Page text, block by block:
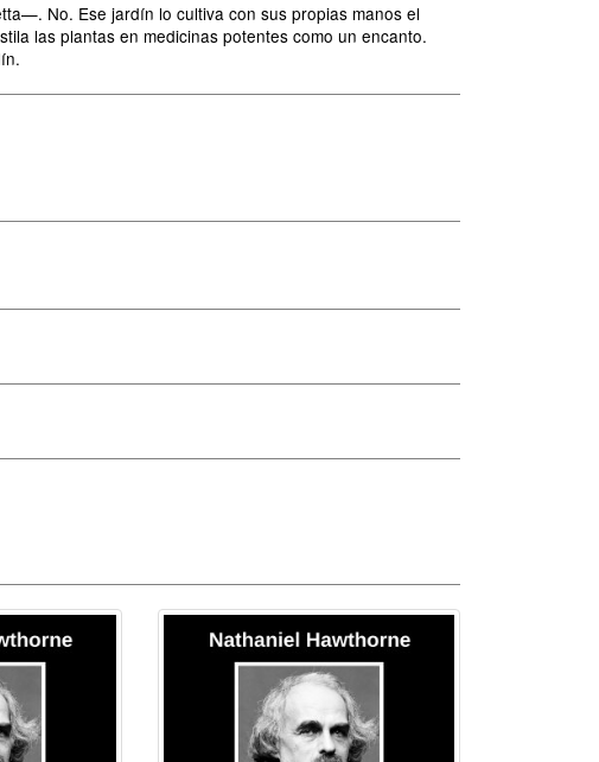
No. Ese jardín lo cultiva con sus propias manos el
las plantas en medicinas potentes como un encanto.